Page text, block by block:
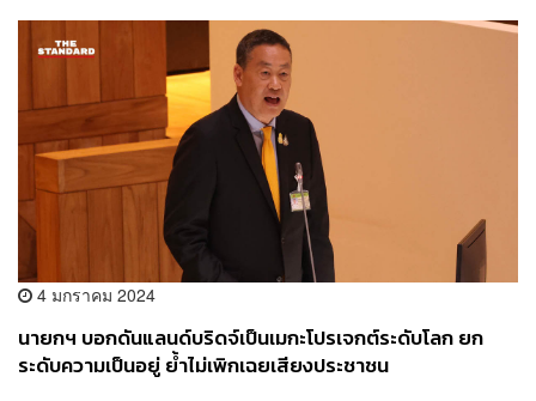
4 มกราคม 2024
นายกฯ บอกดันแลนด์บริดจ์เป็นเมกะโปรเจกต์ระดับโลก ยก
ระดับความเป็นอยู่ ย้ำไม่เพิกเฉยเสียงประชาชน